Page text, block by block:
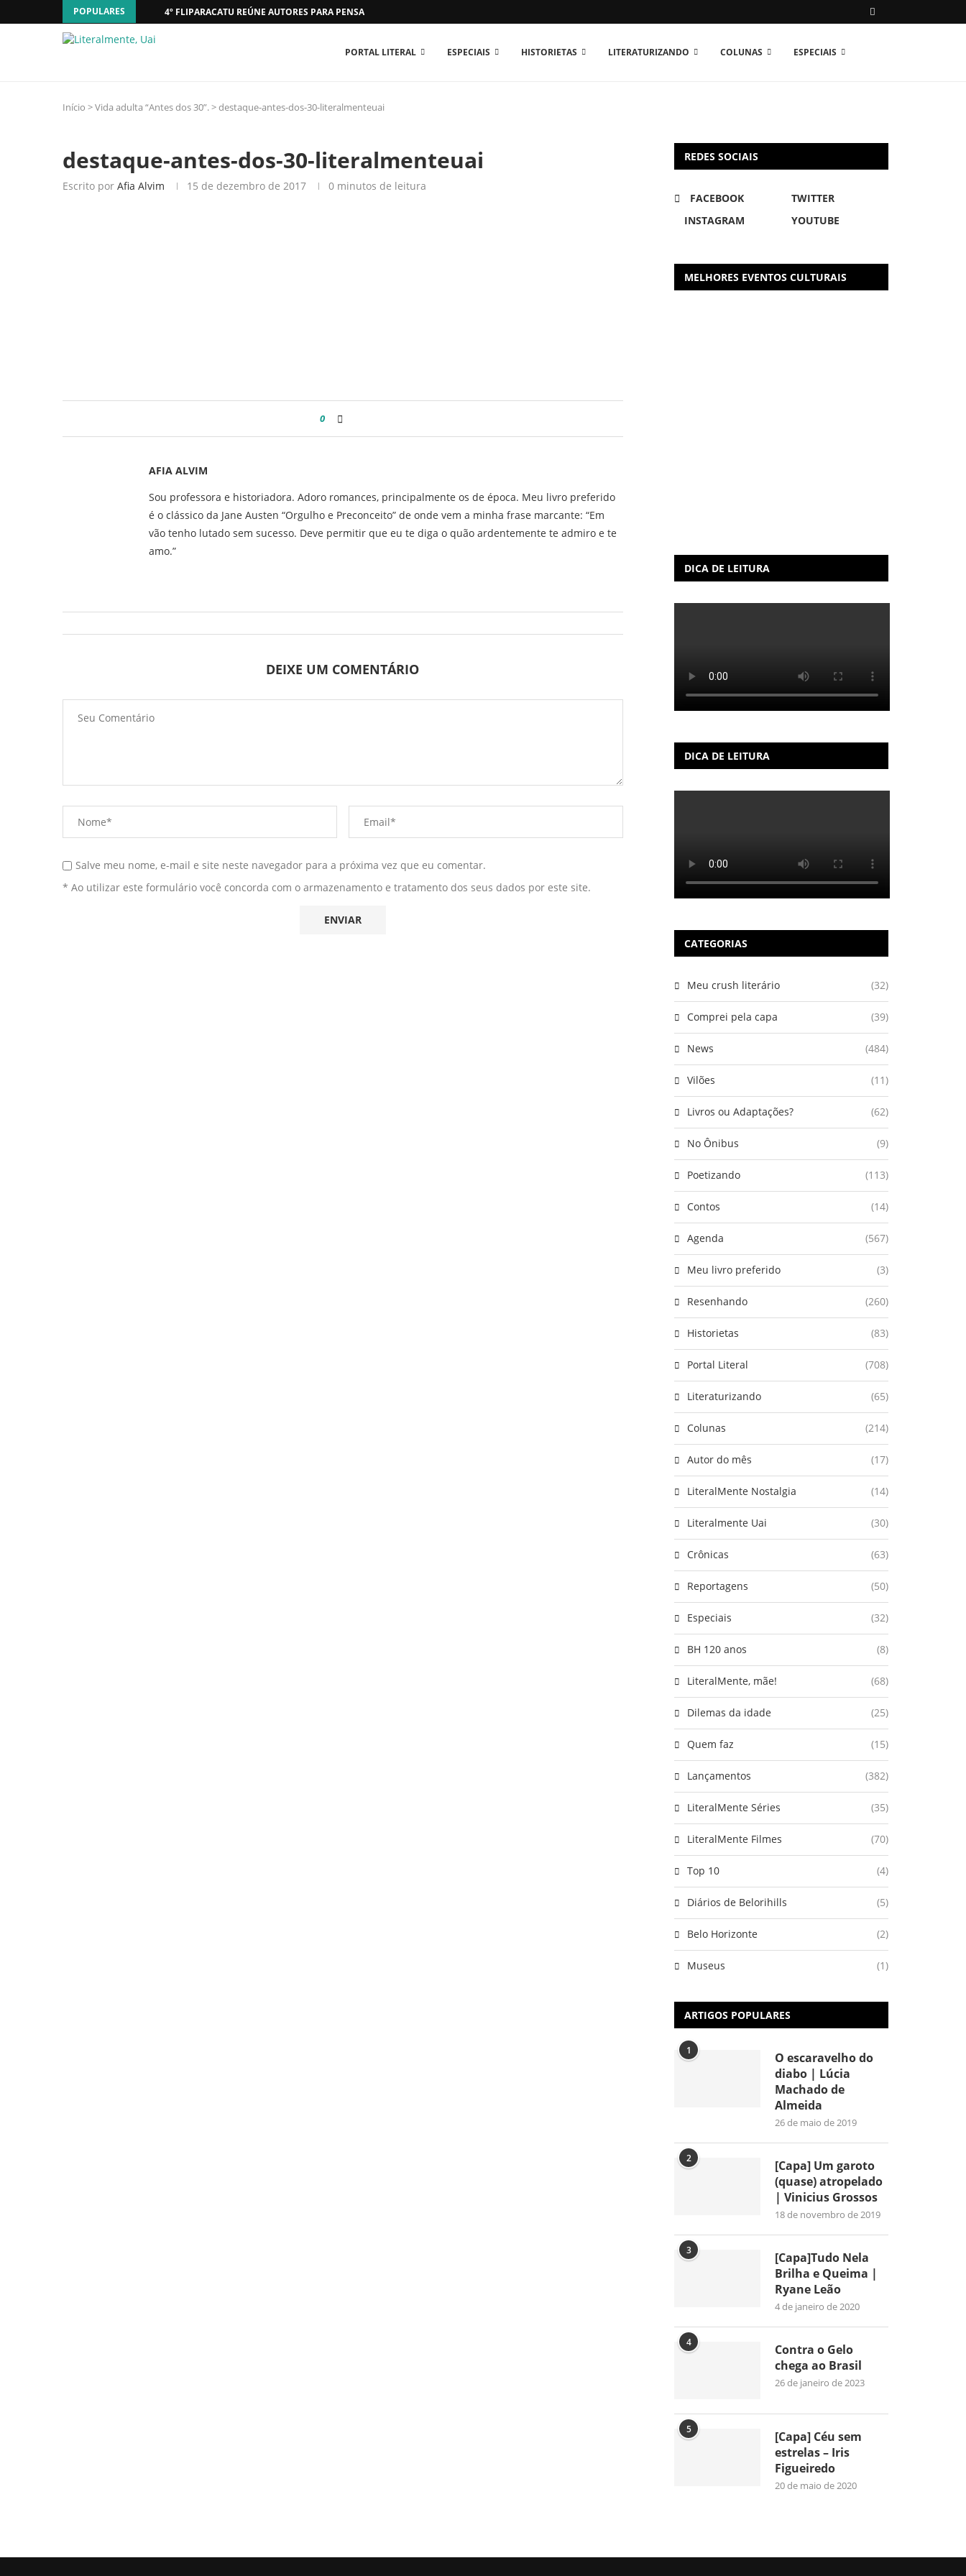
POPULARES 4º FLIPARACATU REÚNE AUTORES PARA PENSAR O MUNDO...
PORTAL LITERAL ESPECIAIS HISTORIETAS LITERATURIZANDO COLUNAS ESPECIAIS
Início >Vida adulta “Antes dos 30”.>destaque-antes-dos-30-literalmenteuai
destaque-antes-dos-30-literalmenteuai
Escrito por Afia Alvim 15 de dezembro de 2017 0 minutos de leitura
0
AFIA ALVIM
Sou professora e historiadora. Adoro romances, principalmente os de época. Meu livro preferido
é o clássico da Jane Austen “Orgulho e Preconceito” de onde vem a minha frase marcante: “Em
vão tenho lutado sem sucesso. Deve permitir que eu te diga o quão ardentemente te admiro e te
amo.”
DEIXE UM COMENTÁRIO
Salve meu nome, e-mail e site neste navegador para a próxima vez que eu comentar.
* Ao utilizar este formulário você concorda com o armazenamento e tratamento dos seus dados por este site.
REDES SOCIAIS
FACEBOOK
TWITTER
INSTAGRAM
YOUTUBE
MELHORES EVENTOS CULTURAIS
DICA DE LEITURA
DICA DE LEITURA
CATEGORIAS
Meu crush literário (32)
Comprei pela capa (39)
News (484)
Vilões (11)
Livros ou Adaptações? (62)
No Ônibus (9)
Poetizando (113)
Contos (14)
Agenda (567)
Meu livro preferido (3)
Resenhando (260)
Historietas (83)
Portal Literal (708)
Literaturizando (65)
Colunas (214)
Autor do mês (17)
LiteralMente Nostalgia (14)
Literalmente Uai (30)
Crônicas (63)
Reportagens (50)
Especiais (32)
BH 120 anos (8)
LiteralMente, mãe! (68)
Dilemas da idade (25)
Quem faz (15)
Lançamentos (382)
LiteralMente Séries (35)
LiteralMente Filmes (70)
Top 10 (4)
Diários de Belorihills (5)
Belo Horizonte (2)
Museus (1)
ARTIGOS POPULARES
1
O escaravelho do
diabo | Lúcia
Machado de
Almeida
26 de maio de 2019
2
[Capa] Um garoto
(quase) atropelado
| Vinicius Grossos
18 de novembro de 2019
3
[Capa]Tudo Nela
Brilha e Queima |
Ryane Leão
4 de janeiro de 2020
4
Contra o Gelo
chega ao Brasil
26 de janeiro de 2023
5
[Capa] Céu sem
estrelas – Iris
Figueiredo
20 de maio de 2020